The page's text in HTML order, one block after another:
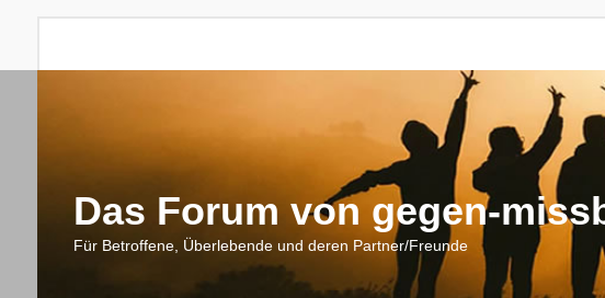
Das Forum von gegen-
Für Betroffene, Überlebende und deren Partner/Freunde